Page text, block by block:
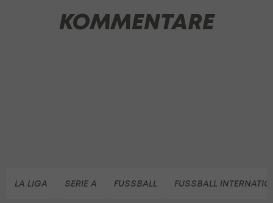
KOMMENTARE
LA LIGA SERIE A FUSSBALL FUSSBALL